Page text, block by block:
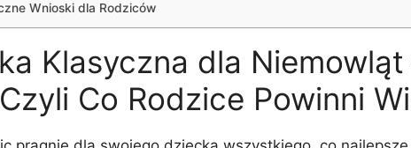
Wnioski dla Rodziców
Klasyczna dla
Co Rodzice Powinni